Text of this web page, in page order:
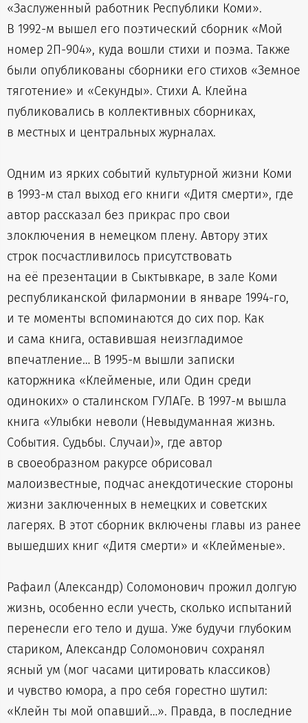
«Заслуженный работник Республики Коми».
В 1992-м вышел его поэтический сборник «Мой
номер 2П-904», куда вошли стихи и поэма. Также
были опубликованы сборники его стихов «Земное
тяготение» и «Секунды». Стихи А. Клейна
публиковались в коллективных сборниках,
в местных и центральных журналах.
Одним из ярких событий культурной жизни Коми
в 1993-м стал выход его книги «Дитя смерти», где
автор рассказал без прикрас про свои
злоключения в немецком плену. Автору этих
строк посчастливилось присутствовать
на её презентации в Сыктывкаре, в зале Коми
республиканской филармонии в январе 1994-го,
и те моменты вспоминаются до сих пор. Как
и сама книга, оставившая неизгладимое
впечатление… В 1995-м вышли записки
каторжника «Клейменые, или Один среди
одиноких» о сталинском ГУЛАГе. В 1997-м вышла
книга «Улыбки неволи (Невыдуманная жизнь.
События. Судьбы. Случаи)», где автор
в своеобразном ракурсе обрисовал
малоизвестные, подчас анекдотические стороны
жизни заключенных в немецких и советских
лагерях. В этот сборник включены главы из ранее
вышедших книг «Дитя смерти» и «Клейменые».
Рафаил (Александр) Соломонович прожил долгую
жизнь, особенно если учесть, сколько испытаний
перенесли его тело и душа. Уже будучи глубоким
стариком, Александр Соломонович сохранял
ясный ум (мог часами цитировать классиков)
и чувство юмора, а про себя горестно шутил:
«Клейн ты мой опавший…». Правда, в последние